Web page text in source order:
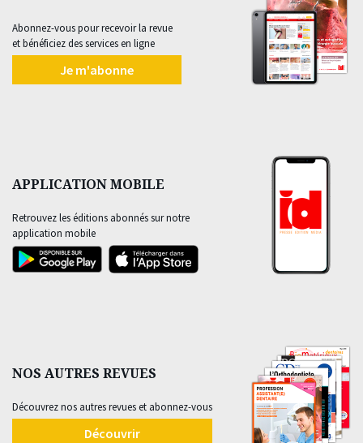
Abonnez-vous pour recevoir la revue
et bénéficiez des services en ligne
Je m'abonne
APPLICATION MOBILE
Retrouvez les éditions abonnés sur notre
application mobile
NOS AUTRES REVUES
Découvrez nos autres revues et abonnez-vous
Découvrir